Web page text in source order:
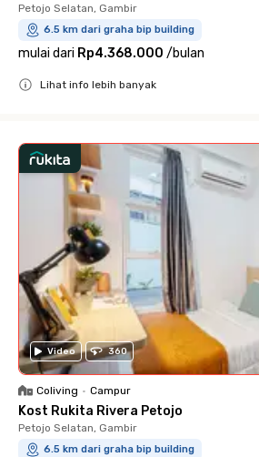
Petojo Selatan, Gambir
6.5 km dari graha bip building
mulai dari Rp4.368.000 /bulan
Lihat info lebih banyak
Video 360
Coliving • Campur
Kost Rukita Rivera Petojo
Petojo Selatan, Gambir
6.5 km dari graha bip building